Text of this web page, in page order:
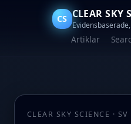
CS CLEAR SKY
Artiklar
CLEAR SKY SCIENCE · SV